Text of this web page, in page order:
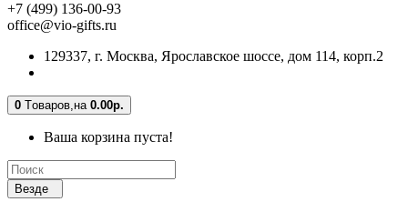
+7 (499) 136-00-93
office@vio-gifts.ru
129337, г. Москва, Ярославское шоссе, дом 114, корп.2
0 Tоваров,на 0.00р.
Ваша корзина пуста!
Везде